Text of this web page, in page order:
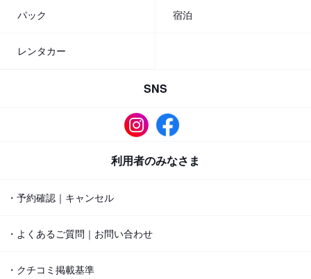
パック 宿泊
レンタカー
SNS
利用者のみなさま
・予約確認｜キャンセル
・よくあるご質問｜お問い合わせ
・クチコミ掲載基準